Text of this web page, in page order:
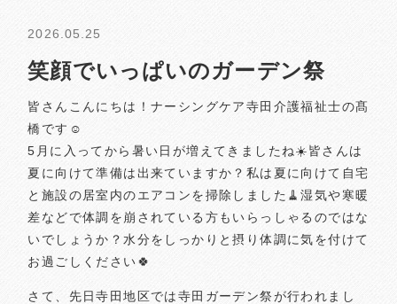
2026.05.25
笑顔でいっぱいのガーデン祭
皆さんこんにちは！ナーシングケア寺田介護福祉士の髙
橋です☺️
5月に入ってから暑い日が増えてきましたね☀️皆さんは
夏に向けて準備は出来ていますか？私は夏に向けて自宅
と施設の居室内のエアコンを掃除しました🧹湿気や寒暖
差などで体調を崩されている方もいらっしゃるのではな
いでしょうか？水分をしっかりと摂り体調に気を付けて
お過ごしください🍀
さて、先日寺田地区では寺田ガーデン祭が行われまし